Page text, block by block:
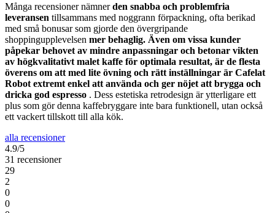
Många recensioner nämnerden snabba och problemfria
leveransen tillsammans med noggrann förpackning, ofta berikad
med små bonusar som gjorde den övergripande
shoppingupplevelsen mer behaglig. Även om vissa kunder
påpekar behovet av mindre anpassningar och betonar vikten
av högkvalitativt malet kaffe för optimala resultat, är de flesta
överens om att med lite övning och rätt inställningar är Cafelat
Robot extremt enkel att använda och ger nöjet att brygga och
dricka god espresso . Dess estetiska retrodesign är ytterligare ett
plus som gör denna kaffebryggare inte bara funktionell, utan också
ett vackert tillskott till alla kök.
alla recensioner
4.9/5
31 recensioner
29
2
0
0